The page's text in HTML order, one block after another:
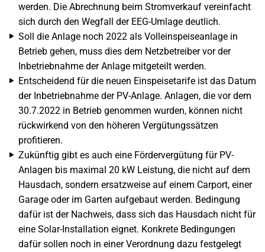
werden. Die Abrechnung beim Stromverkauf vereinfacht
sich durch den Wegfall der EEG-Umlage deutlich.
Soll die Anlage noch 2022 als Volleinspeiseanlage in
Betrieb gehen, muss dies dem Netzbetreiber vor der
Inbetriebnahme der Anlage mitgeteilt werden.
Entscheidend für die neuen Einspeisetarife ist das Datum
der Inbetriebnahme der PV-Anlage. Anlagen, die vor dem
30.7.2022 in Betrieb genommen wurden, können nicht
rückwirkend von den höheren Vergütungssätzen
profitieren.
Zukünftig gibt es auch eine Fördervergütung für PV-
Anlagen bis maximal 20 kW Leistung, die nicht auf dem
Hausdach, sondern ersatzweise auf einem Carport, einer
Garage oder im Garten aufgebaut werden. Bedingung
dafür ist der Nachweis, dass sich das Hausdach nicht für
eine Solar-Installation eignet. Konkrete Bedingungen
dafür sollen noch in einer Verordnung dazu festgelegt